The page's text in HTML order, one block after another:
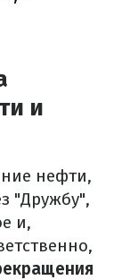
и
нефти,
"Дружбу",
и,